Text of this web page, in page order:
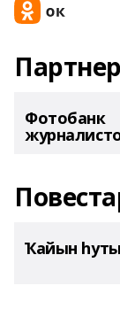
Фотобанк
Ҡайын һуты